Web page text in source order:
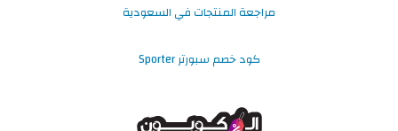
مراجعة المنتجات في السعودية
كود خصم سبورتر Sporter